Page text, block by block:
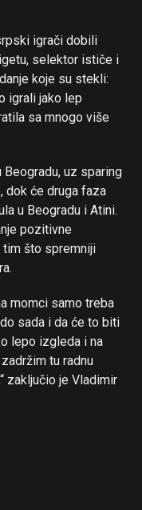
igrači dobili
selektor ističe i
koje su stekli:
igrali jako lep
sa mnogo više
uz sparing
dok će druga faza
u Beogradu i Atini.
pozitivne
što spremniji
momci samo treba
sada i da će to biti
lepo izgleda i na
tu radnu
zaključio je Vladimir